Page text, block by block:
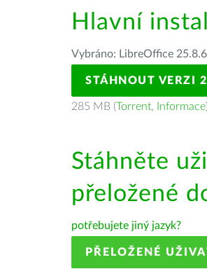
Hlavní
Vybráno: LibreOffice
STÁHNOUT VERZI
285 MB (Torrent, Informace
Stáhněte
přeložené
potřebujete jiný jazyk?
PŘELOŽENÉ